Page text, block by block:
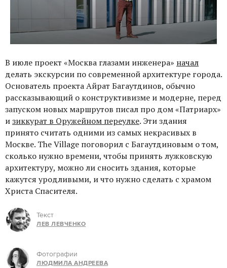
В июле проект «Москва глазами инженера» начал
делать экскурсии по современной архитектуре города.
Основатель проекта Айрат Багаутдинов, обычно
рассказывающий о конструктивизме и модерне, перед
запуском новых маршрутов писал про дом «Патриарх»
изиккурат в Оружейном переулке. Эти здания
принято считать одними из самых некрасивых в
Москве. The Village поговорил с Багаутдиновым о том,
сколько нужно времени, чтобы принять лужковскую
архитектуру, можно ли сносить здания, которые
кажутся уродливыми, и что нужно сделать с храмом
Христа Спасителя.
Текст
ЛЕВ ЛЕВЧЕНКО
Фотографии
ЛЮДМИЛА АНДРЕЕВА